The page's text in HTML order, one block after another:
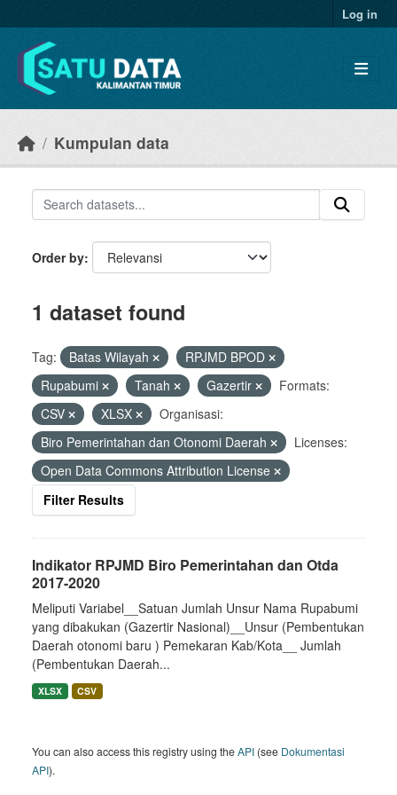
Log in
Kumpulan data
Order by
1 dataset found
Tag: Batas Wilayah
RPJMD BPOD
Rupabumi
Tanah Gazertir
Formats:
CSV
XLSX
Organisasi:
Biro Pemerintahan dan Otonomi Daerah
Licenses:
Open Data Commons Attribution License
Filter Results
Indikator RPJMD Biro Pemerintahan dan Otda
2017-2020
Meliputi Variabel__Satuan Jumlah Unsur Nama Rupabumi
yang dibakukan (Gazertir Nasional)__Unsur (Pembentukan
Daerah otonomi baru ) Pemekaran Kab/Kota__ Jumlah
(Pembentukan Daerah...
XLSX CSV
You can also access this registry using theAPI (see Dokumentasi
API).